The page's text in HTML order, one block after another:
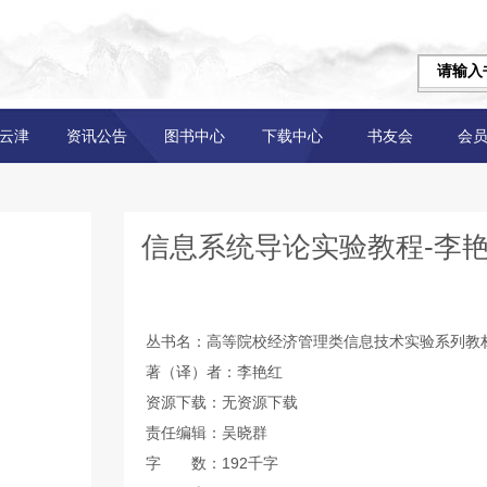
津 资讯公告 图书中心 下载中心 书友会 会
信息系统导论实验教程-李
丛书名：高等院校经济管理类信息技术实验系列教
著（译）者：李艳红
资源下载：无资源下载
责任编辑：吴晓群
字 数：192千字